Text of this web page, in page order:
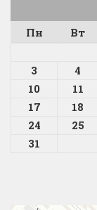
Пн
Вт
3
4
10
11
17
18
24
25
31